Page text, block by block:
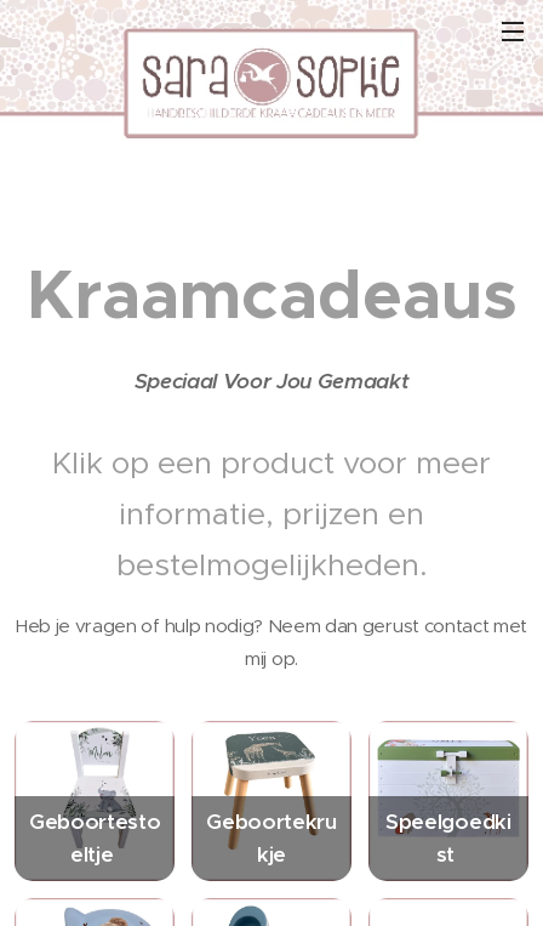
Kraamcadeaus
Speciaal Voor Jou Gemaakt
Klik op een product voor meer
informatie, prijzen en
bestelmogelijkheden.
Heb je vragen of hulp nodig? Neem dan gerust contact met
mij op.
Geboortesto
eltje
Geboortekru
kje
Speelgoedki
st